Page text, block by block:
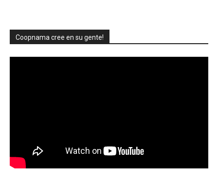
Coopnama cree en su gente!